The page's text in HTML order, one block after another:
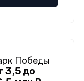
Победы
3,5 до